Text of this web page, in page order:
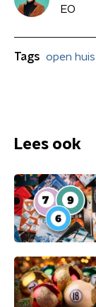
EO
Tags open huis
Lees ook